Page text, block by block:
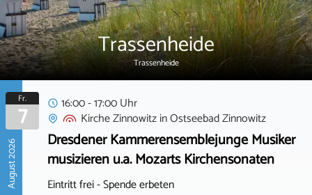
Trassenheide
Trassenheide
August 2026
Fr.
7
16:00 - 17:00 Uhr
Kirche ZinnowitzinOstseebad Zinnowitz
Dresdener Kammerensemblejunge Musiker
musizieren u.a. Mozarts Kirchensonaten
Eintritt frei - Spende erbeten